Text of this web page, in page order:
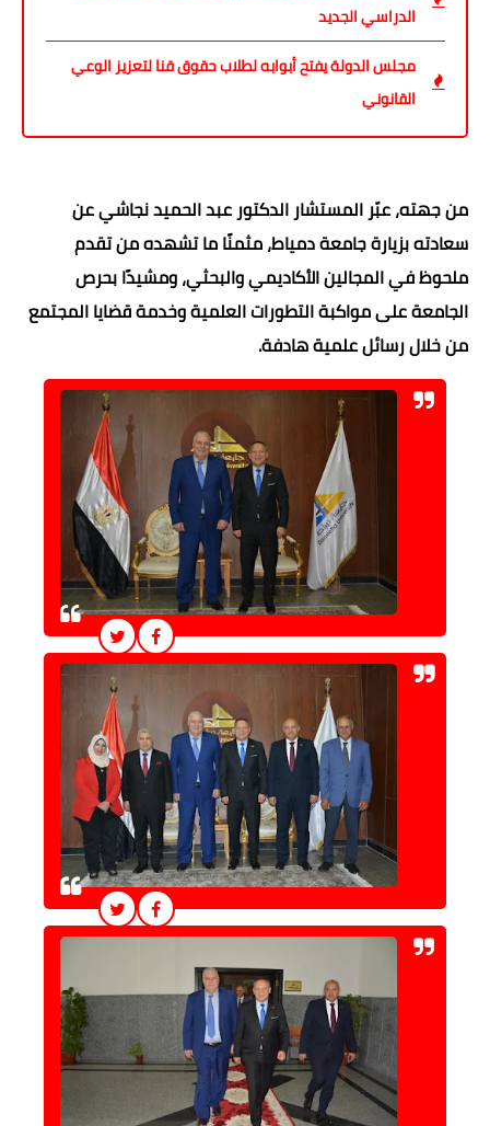
الدراسي الجديد
مجلس الدولة يفتح أبوابه لطلاب حقوق قنا لتعزيز الوعي
القانوني
من جهته، عبّر المستشار الدكتور عبد الحميد نجاشي عن
سعادته بزيارة جامعة دمياط، مثمنًا ما تشهده من تقدم
ملحوظ في المجالين الأكاديمي والبحثي، ومشيدًا بحرص
الجامعة على مواكبة التطورات العلمية وخدمة قضايا المجتمع
من خلال رسائل علمية هادفة.